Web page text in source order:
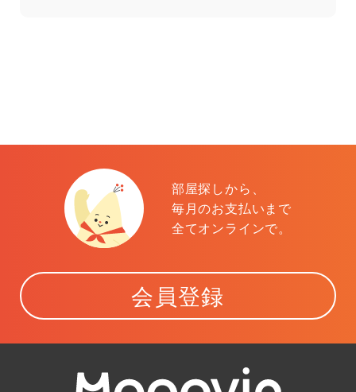
部屋探しから、
毎月のお支払いまで
全てオンラインで。
会員登録